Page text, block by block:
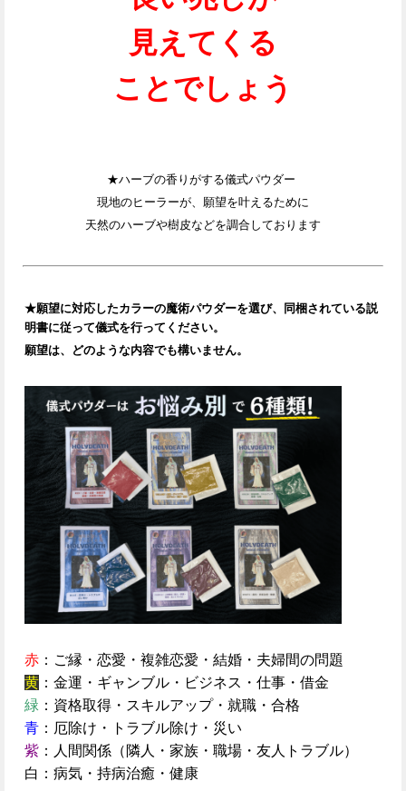
見えてくる
ことでしょう
★ハーブの香りがする儀式パウダー
現地のヒーラーが、願望を叶えるために
天然のハーブや樹皮などを調合しております
★願望に対応したカラーの魔術パウダーを選び、同梱されている説
明書に従って儀式を行ってください。
願望は、どのような内容でも構いません。
赤 ：ご縁・恋愛・複雑恋愛・結婚・夫婦間の問題
黄 ：金運・ギャンブル・ビジネス・仕事・借金
緑 ：資格取得・スキルアップ・就職・合格
青 ：厄除け・トラブル除け・災い
紫 ：人間関係（隣人・家族・職場・友人トラブル）
白：病気・持病治癒・健康